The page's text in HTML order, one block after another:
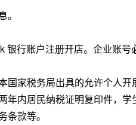
银行账户注册开店。企业账
国家税务局出具的允许个人
年内居民纳税证明复印件，
款等。